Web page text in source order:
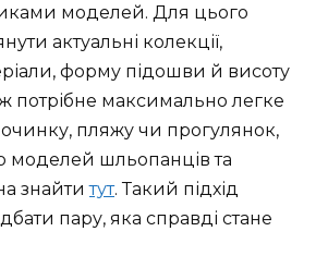
моделей. Для цього
актуальні колекції,
форму підошви й висоту
потрібне максимально легке
пляжу чи прогулянок,
моделей шльопанців та
знайтитут. Такий підхід
пару, яка справді стане